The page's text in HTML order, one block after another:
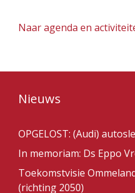
Naar agenda en
Nieuws
OPGELOST: (Audi)
In memoriam: Ds Eppo
Toekomstvisie
(richting 2050)